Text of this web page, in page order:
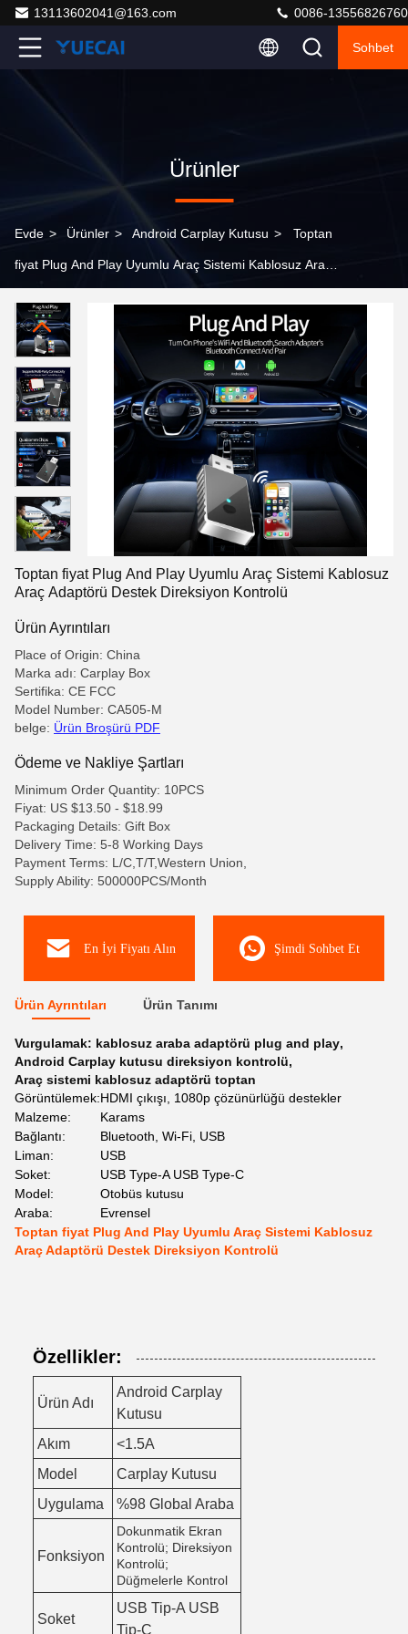
13113602041@163.com 0086-13556826760
Sohbet
Ürünler
Evde > Ürünler > Android Carplay Kutusu > Toptan
fiyat Plug And Play Uyumlu Araç Sistemi Kablosuz Araç
Toptan fiyat Plug And Play Uyumlu Araç Sistemi Kablosuz
Araç Adaptörü Destek Direksiyon Kontrolü
Ürün Ayrıntıları
Place of Origin: China
Marka adı: Carplay Box
Sertifika: CE FCC
Model Number: CA505-M
belge: Ürün Broşürü PDF
Ödeme ve Nakliye Şartları
Minimum Order Quantity: 10PCS
Fiyat: US $13.50 - $18.99
Packaging Details: Gift Box
Delivery Time: 5-8 Working Days
Payment Terms: L/C,T/T,Western Union,
Supply Ability: 500000PCS/Month
En İyi Fiyatı Alın Şimdi Sohbet Et
Ürün Ayrıntıları Ürün Tanımı
Vurgulamak: kablosuz araba adaptörü plug and play,
Android Carplay kutusu direksiyon kontrolü,
Araç sistemi kablosuz adaptörü toptan
Görüntülemek:HDMI çıkışı, 1080p çözünürlüğü destekler
Malzeme:
Karams
Bağlantı:
Bluetooth, Wi-Fi, USB
Liman:
USB
Soket:
USB Type-A USB Type-C
Model:
Otobüs kutusu
Araba:
Evrensel
Toptan fiyat Plug And Play Uyumlu Araç Sistemi Kablosuz
Araç Adaptörü Destek Direksiyon Kontrolü
Özellikler:
Ürün Adı
Android Carplay
Kutusu
Akım
<1.5A
Model
Carplay Kutusu
Uygulama
%98 Global Araba
Fonksiyon
Dokunmatik Ekran
Kontrolü; Direksiyon
Kontrolü;
Düğmelerle Kontrol
Soket
USB Tip-A USB
Tip-C